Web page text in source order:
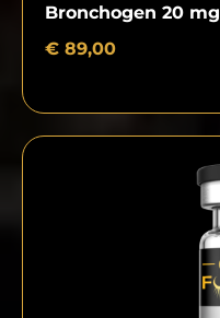
Bronchogen 20 mg
€ 89,00